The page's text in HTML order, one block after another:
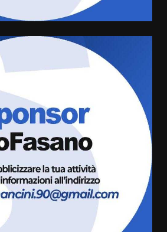
Agosto 2026 08:00
dei beni comuni e
attiva: online
per la gestione
della Villetta di
6 Agosto 2026 06:20
magia del Minareto e la prima
de “L’Albergo
Il rapimento”
Musica di
nuovo
con “Fasano in